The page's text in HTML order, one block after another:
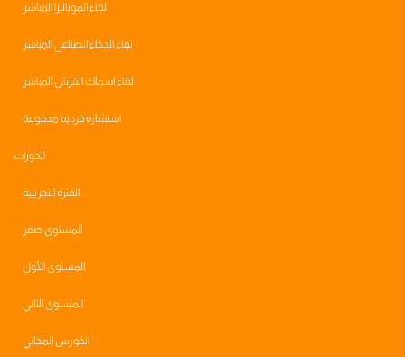
لقاء الموناليزا المباشر
لقاء الذكاء الصناعي المباشر
لقاء اسماك القرش المباشر
استشاره فرديه مدفوعة
الدورات
الفترة التجريبية
المستوى صفر
المستوى الأول
المستوى الثاني
الكورس المجاني